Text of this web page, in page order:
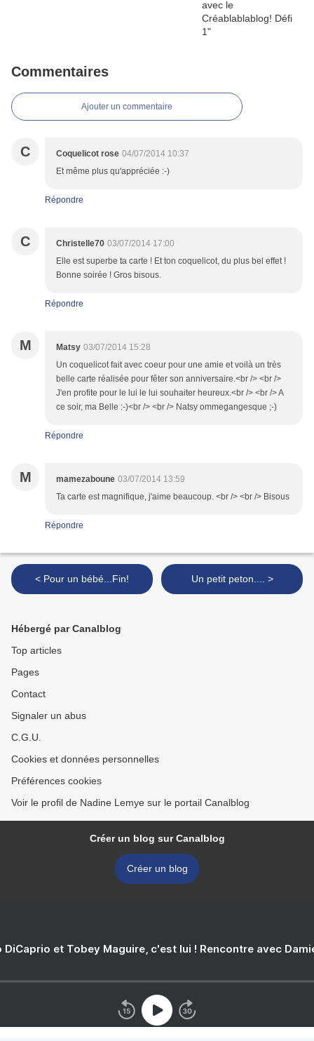
Commentaires
Ajouter un commentaire
C Coquelicot rose 04/07/2014 10:37
Et même plus qu'appréciée :-)
Répondre
C Christelle70 03/07/2014 17:00
Elle est superbe ta carte ! Et ton coquelicot, du plus bel effet !
Bonne soirée ! Gros bisous.
Répondre
M Matsy 03/07/2014 15:28
Un coquelicot fait avec coeur pour une amie et voilà un très
belle carte réalisée pour fêter son anniversaire.<br /> <br />
J'en profite pour le lui le lui souhaiter heureux.<br /> <br /> A
ce soir, ma Belle :-)<br /> <br /> Natsy ommegangesque ;-)
Répondre
M mamezaboune 03/07/2014 13:59
Ta carte est magnifique, j'aime beaucoup. <br /> <br /> Bisous
Répondre
< Pour un bébé...Fin! Un petit peton.... >
Hébergé par Canalblog
Top articles
Pages
Contact
Signaler un abus
C.G.U.
Cookies et données personnelles
Préférences cookies
Voir le profil de Nadine Lemye sur le portail Canalblog
Créer un blog sur Canalblog
Créer un blog
DiCaprio et Tobey Maguire, c'est lui ! Rencontre avec